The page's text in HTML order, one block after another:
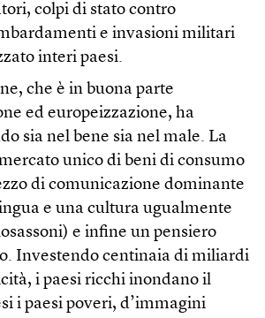
colpi di stato contro
e invasioni militari
interi paesi.
che è in buona parte
ed europeizzazione, ha
sia nel bene sia nel male. La
unico di beni di consumo
di comunicazione dominante
e una cultura ugualmente
e infine un pensiero
Investendo centinaia di miliardi
i paesi ricchi inondano il
i paesi poveri, d’immagini